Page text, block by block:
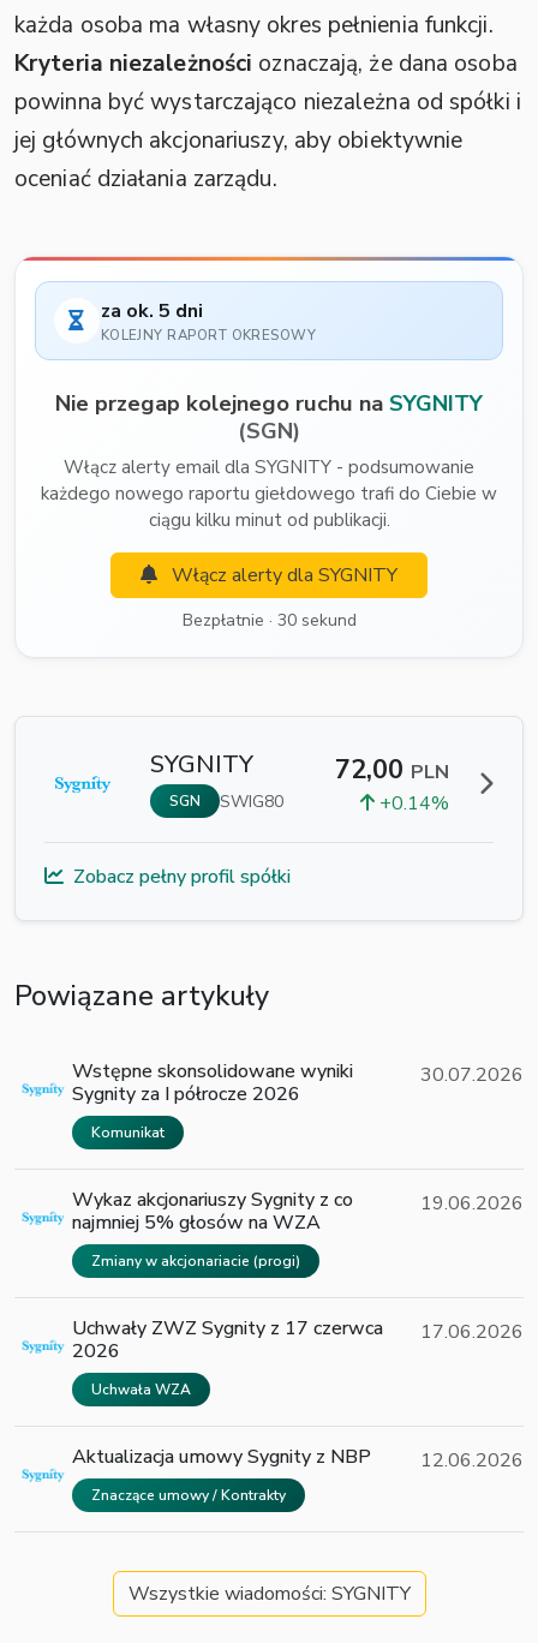
każda osoba ma własny okres pełnienia funkcji.
Kryteria niezależności oznaczają, że dana osoba
powinna być wystarczająco niezależna od spółki i
jej głównych akcjonariuszy, aby obiektywnie
oceniać działania zarządu.
za ok. 5 dni
KOLEJNY RAPORT OKRESOWY
Nie przegap kolejnego ruchu na SYGNITY
(SGN)
Włącz alerty email dla SYGNITY - podsumowanie
każdego nowego raportu giełdowego trafi do Ciebie w
ciągu kilku minut od publikacji.
Włącz alerty dla SYGNITY
Bezpłatnie · 30 sekund
SYGNITY
SGN SWIG80
72,00 PLN
+0.14%
Zobacz pełny profil spółki
Powiązane artykuły
Wstępne skonsolidowane wyniki
Sygnity za I półrocze 2026
Komunikat
30.07.2026
Wykaz akcjonariuszy Sygnity z co
najmniej 5% głosów na WZA
Zmiany w akcjonariacie (progi)
19.06.2026
Uchwały ZWZ Sygnity z 17 czerwca
2026
Uchwała WZA
17.06.2026
Aktualizacja umowy Sygnity z NBP
Znaczące umowy / Kontrakty
12.06.2026
Wszystkie wiadomości: SYGNITY